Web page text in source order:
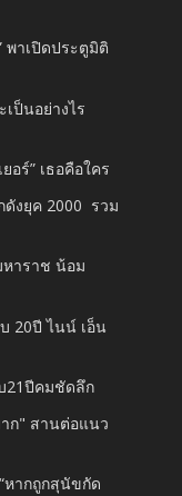
าเปิดประตูมิติ
ป็นอย่างไร
อร์” เธอคือใคร
ดังยุค 2000​ รวม
หาราช น้อม
20ปี ไนน์ เอ็น
21ปีคมชัดลึก
ก" สานต่อแนว
ากถูกสุนัขกัด